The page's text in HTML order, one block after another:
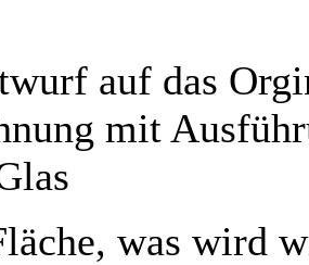
auf das
mit
was wird